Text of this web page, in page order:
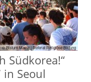
© Bistum Mainz | Referat Religiöse Bildung
Südkorea!“
Seoul